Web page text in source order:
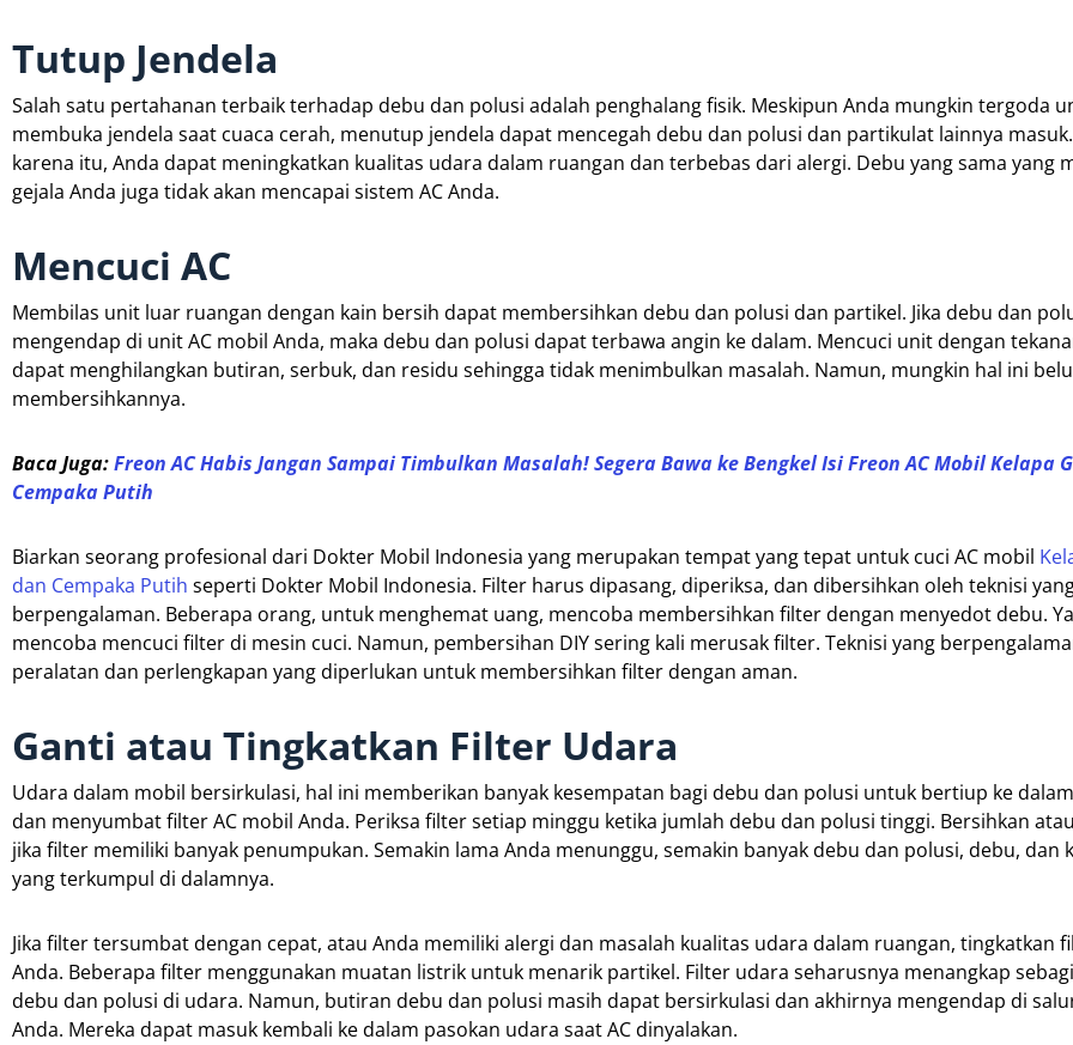
Tutup Jendela
Salah satu pertahanan terbaik terhadap debu dan polusi adalah penghalang fisik. Meskipun Anda mungkin tergoda
membuka jendela saat cuaca cerah, menutup jendela dapat mencegah debu dan polusi dan partikulat lainnya
karena itu, Anda dapat meningkatkan kualitas udara dalam ruangan dan terbebas dari alergi. Debu yang sama yang
gejala Anda juga tidak akan mencapai sistem AC Anda.
Mencuci AC
Membilas unit luar ruangan dengan kain bersih dapat membersihkan debu dan polusi dan partikel. Jika debu dan
mengendap di unit AC mobil Anda, maka debu dan polusi dapat terbawa angin ke dalam. Mencuci unit dengan
dapat menghilangkan butiran, serbuk, dan residu sehingga tidak menimbulkan masalah. Namun, mungkin hal ini
membersihkannya.
Baca Juga:Freon AC Habis Jangan Sampai Timbulkan Masalah! Segera Bawa ke Bengkel Isi Freon AC Mobil Kelapa
Cempaka Putih
Biarkan seorang profesional dari Dokter Mobil Indonesia yang merupakan tempat yang tepat untuk cuci AC mobil
dan Cempaka Putih seperti Dokter Mobil Indonesia. Filter harus dipasang, diperiksa, dan dibersihkan oleh teknisi
berpengalaman. Beberapa orang, untuk menghemat uang, mencoba membersihkan filter dengan menyedot debu.
mencoba mencuci filter di mesin cuci. Namun, pembersihan DIY sering kali merusak filter. Teknisi yang
peralatan dan perlengkapan yang diperlukan untuk membersihkan filter dengan aman.
Ganti atau Tingkatkan Filter Udara
Udara dalam mobil bersirkulasi, hal ini memberikan banyak kesempatan bagi debu dan polusi untuk bertiup ke
dan menyumbat filter AC mobil Anda. Periksa filter setiap minggu ketika jumlah debu dan polusi tinggi. Bersihkan
jika filter memiliki banyak penumpukan. Semakin lama Anda menunggu, semakin banyak debu dan polusi, debu, dan
yang terkumpul di dalamnya.
Jika filter tersumbat dengan cepat, atau Anda memiliki alergi dan masalah kualitas udara dalam ruangan, tingkatkan
Anda. Beberapa filter menggunakan muatan listrik untuk menarik partikel. Filter udara seharusnya menangkap
debu dan polusi di udara. Namun, butiran debu dan polusi masih dapat bersirkulasi dan akhirnya mengendap di
Anda. Mereka dapat masuk kembali ke dalam pasokan udara saat AC dinyalakan.